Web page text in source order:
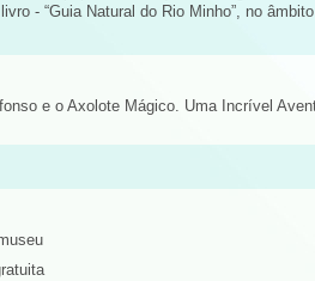
- “Guia Natural do Rio Minho”, no
e o Axolote Mágico. Uma Incrível